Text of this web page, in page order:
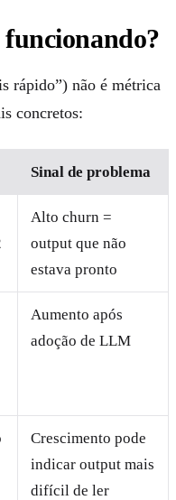
funcionando?
rápido”) não é métrica
concretos:
Sinal de problema
Alto churn =
output que não
estava pronto
Aumento após
adoção de LLM
Crescimento pode
indicar output mais
difícil de ler